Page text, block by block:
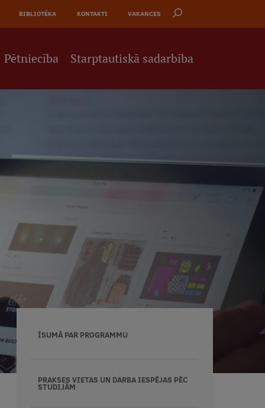
BIBLIOTĒKA KONTAKTI VAKANCES
Pētniecība Starptautiskā sadarbība
ĪSUMĀ PAR PROGRAMMU
PRAKSES VIETAS UN DARBA IESPĒJAS PĒC
STUDIJĀM